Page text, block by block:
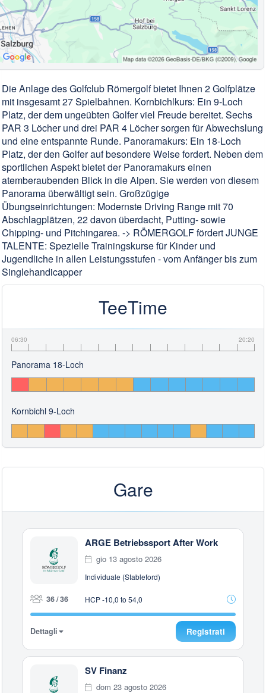
Die Anlage des Golfclub Römergolf bietet Ihnen 2 Golfplätze
mit insgesamt 27 Spielbahnen. Kornbichlkurs: Ein 9-Loch
Platz, der dem ungeübten Golfer viel Freude bereitet. Sechs
PAR 3 Löcher und drei PAR 4 Löcher sorgen für Abwechslung
und eine entspannte Runde. Panoramakurs: Ein 18-Loch
Platz, der den Golfer auf besondere Weise fordert. Neben dem
sportlichen Aspekt bietet der Panoramakurs einen
atemberaubenden Blick in die Alpen. Sie werden von diesem
Panorama überwältigt sein. Großzügige
Übungseinrichtungen: Modernste Driving Range mit 70
Abschlagplätzen, 22 davon überdacht, Putting- sowie
Chipping- und Pitchingarea. -> RÖMERGOLF fördert JUNGE
TALENTE: Spezielle Trainingskurse für Kinder und
Jugendliche in allen Leistungsstufen - vom Anfänger bis zum
Singlehandicapper
TeeTime
06:30 20:20
Panorama 18-Loch
Kornbichl 9-Loch
Gare
ARGE Betriebssport After Work
gio 13 agosto 2026
Individuale (Stableford)
36 / 36 HCP -10,0 to 54,0
Dettagli Registrati
SV Finanz
dom 23 agosto 2026